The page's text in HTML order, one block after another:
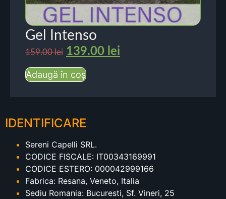
Gel Intenso
159.00lei 139.00 lei
Adaugă în coș
IDENTIFICARE
Sereni Capelli SRL.
CODICE FISCALE: IT00343169991
CODICE ESTERO: 000042999166
Fabrica: Resana, Veneto, Italia
Sediu Romania: Bucuresti, Sf. Vineri, 25